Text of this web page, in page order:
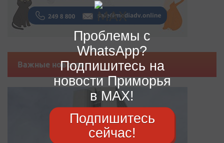
Важные новости
Проблемы с
WhatsApp?
Подпишитесь на
новости Приморья
в MAX!
Подпишитесь
сейчас!